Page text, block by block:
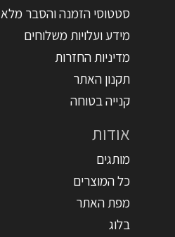
סטטוסי הזמנה והסבר מלא
מידע ועלויות משלוחים
מדיניות החזרות
תקנון האתר
קנייה בטוחה
אודות
מותגים
כל המוצרים
מפת האתר
בלוג